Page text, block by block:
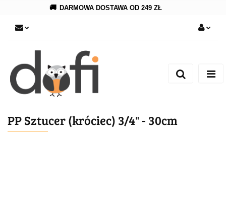
🚚 DARMOWA DOSTAWA OD 249 ZŁ
Zarejestruj się
PP Sztucer (króciec) 3/4" - 30cm